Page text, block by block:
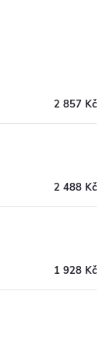
2 857 Kč
2 488 Kč
1 928 Kč